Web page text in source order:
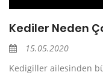
Kediler Neden
15.05.2020
Kedigiller ailesinden